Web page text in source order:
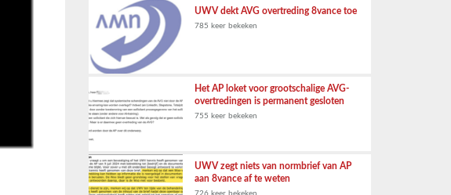
UWV dekt AVG overtreding 8vance toe
785 keer bekeken
Het AP loket voor grootschalige AVG-
overtredingen is permanent gesloten
755 keer bekeken
UWV zegt niets van normbrief van AP
aan 8vance af te weten
726 keer bekeken